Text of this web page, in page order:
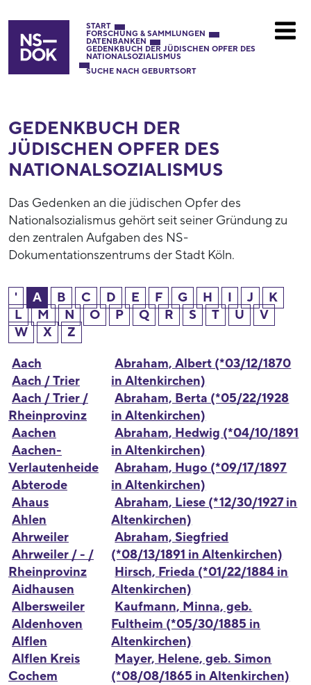
START
FORSCHUNG & SAMMLUNGEN
DATENBANKEN
GEDENKBUCH DER JÜDISCHEN OPFER DES
NATIONALSOZIALISMUS
SUCHE NACH GEBURTSORT
GEDENKBUCH DER
JÜDISCHEN OPFER DES
NATIONAL­SOZIALISMUS
Das Gedenken an die jüdischen Opfer des
Nationalsozialismus gehört seit seiner Gründung zu
den zentralen Aufgaben des NS-
Dokumentationszentrums der Stadt Köln.
' A B C D E F G H I J
K
L
M N O P Q R S T U
V
W
X
Z
Aach
Aach / Trier
Aach / Trier /
Rheinprovinz
Aachen
Aachen-
Verlautenheide
Abterode
Ahaus
Ahlen
Ahrweiler
Ahrweiler / - /
Rheinprovinz
Aidhausen
Albersweiler
Aldenhoven
Alflen
Alflen Kreis
Cochem
Abraham, Albert (*03/12/1870
in Altenkirchen)
Abraham, Berta (*05/22/1928
in Altenkirchen)
Abraham, Hedwig (*04/10/1891
in Altenkirchen)
Abraham, Hugo (*09/17/1897
in Altenkirchen)
Abraham, Liese (*12/30/1927 in
Altenkirchen)
Abraham, Siegfried
(*08/13/1891 in Altenkirchen)
Hirsch, Frieda (*01/22/1884 in
Altenkirchen)
Kaufmann, Minna, geb.
Fultheim (*05/30/1885 in
Altenkirchen)
Mayer, Helene, geb. Simon
(*08/08/1865 in Altenkirchen)